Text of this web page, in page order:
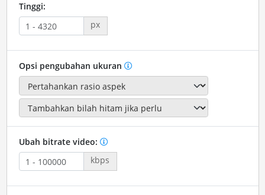
Tinggi:
px
Opsi pengubahan ukuran
Ubah bitrate video:
kbps